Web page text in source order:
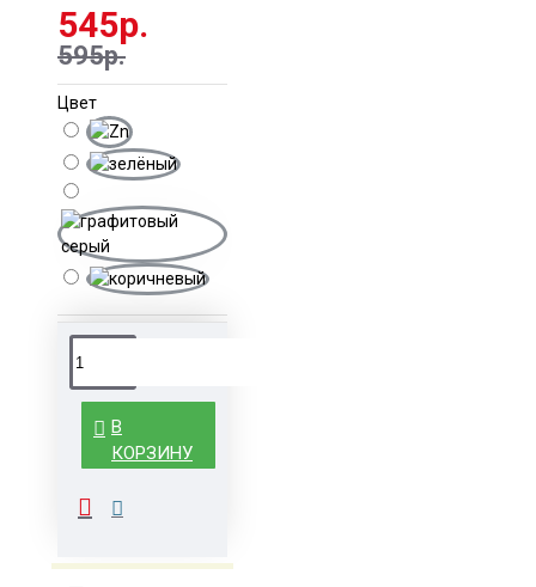
545р.
595р.
Цвет
В
КОРЗИНУ